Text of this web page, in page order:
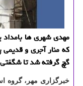
مهدی شهری ها
كه منار آجری و
گچ گرفته شد تا
خبرگزاری مهر، گروه